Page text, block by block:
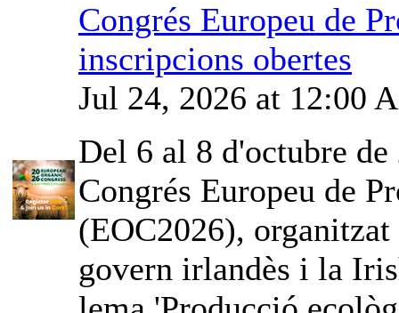
Congrés Europeu de
inscripcions obertes
Jul 24, 2026 at 12:00
Del 6 al 8 d'octubre
Congrés Europeu de
(EOC2026),
govern irlandès i la